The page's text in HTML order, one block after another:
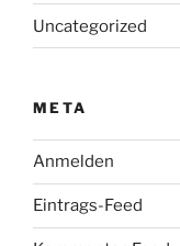
Uncategorized
META
Anmelden
Eintrags-Feed